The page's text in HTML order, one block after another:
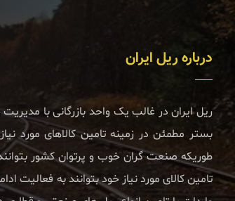
درباره ریل ایران
ریل ایران در غالب یک واحد بازرگانی با
بستر مطمئن در زمینه تامین کالاهای مورد
طوریکه صنعت گران خوب و پرتوان کشور